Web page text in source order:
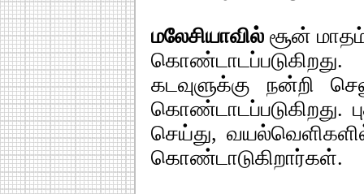
மலேசியாவில் சூன்
கடவுளுக்கு நன்றி
கொண்டாடப்படுகிறது.
செய்து,
கொண்டாடுகிறார்கள்.